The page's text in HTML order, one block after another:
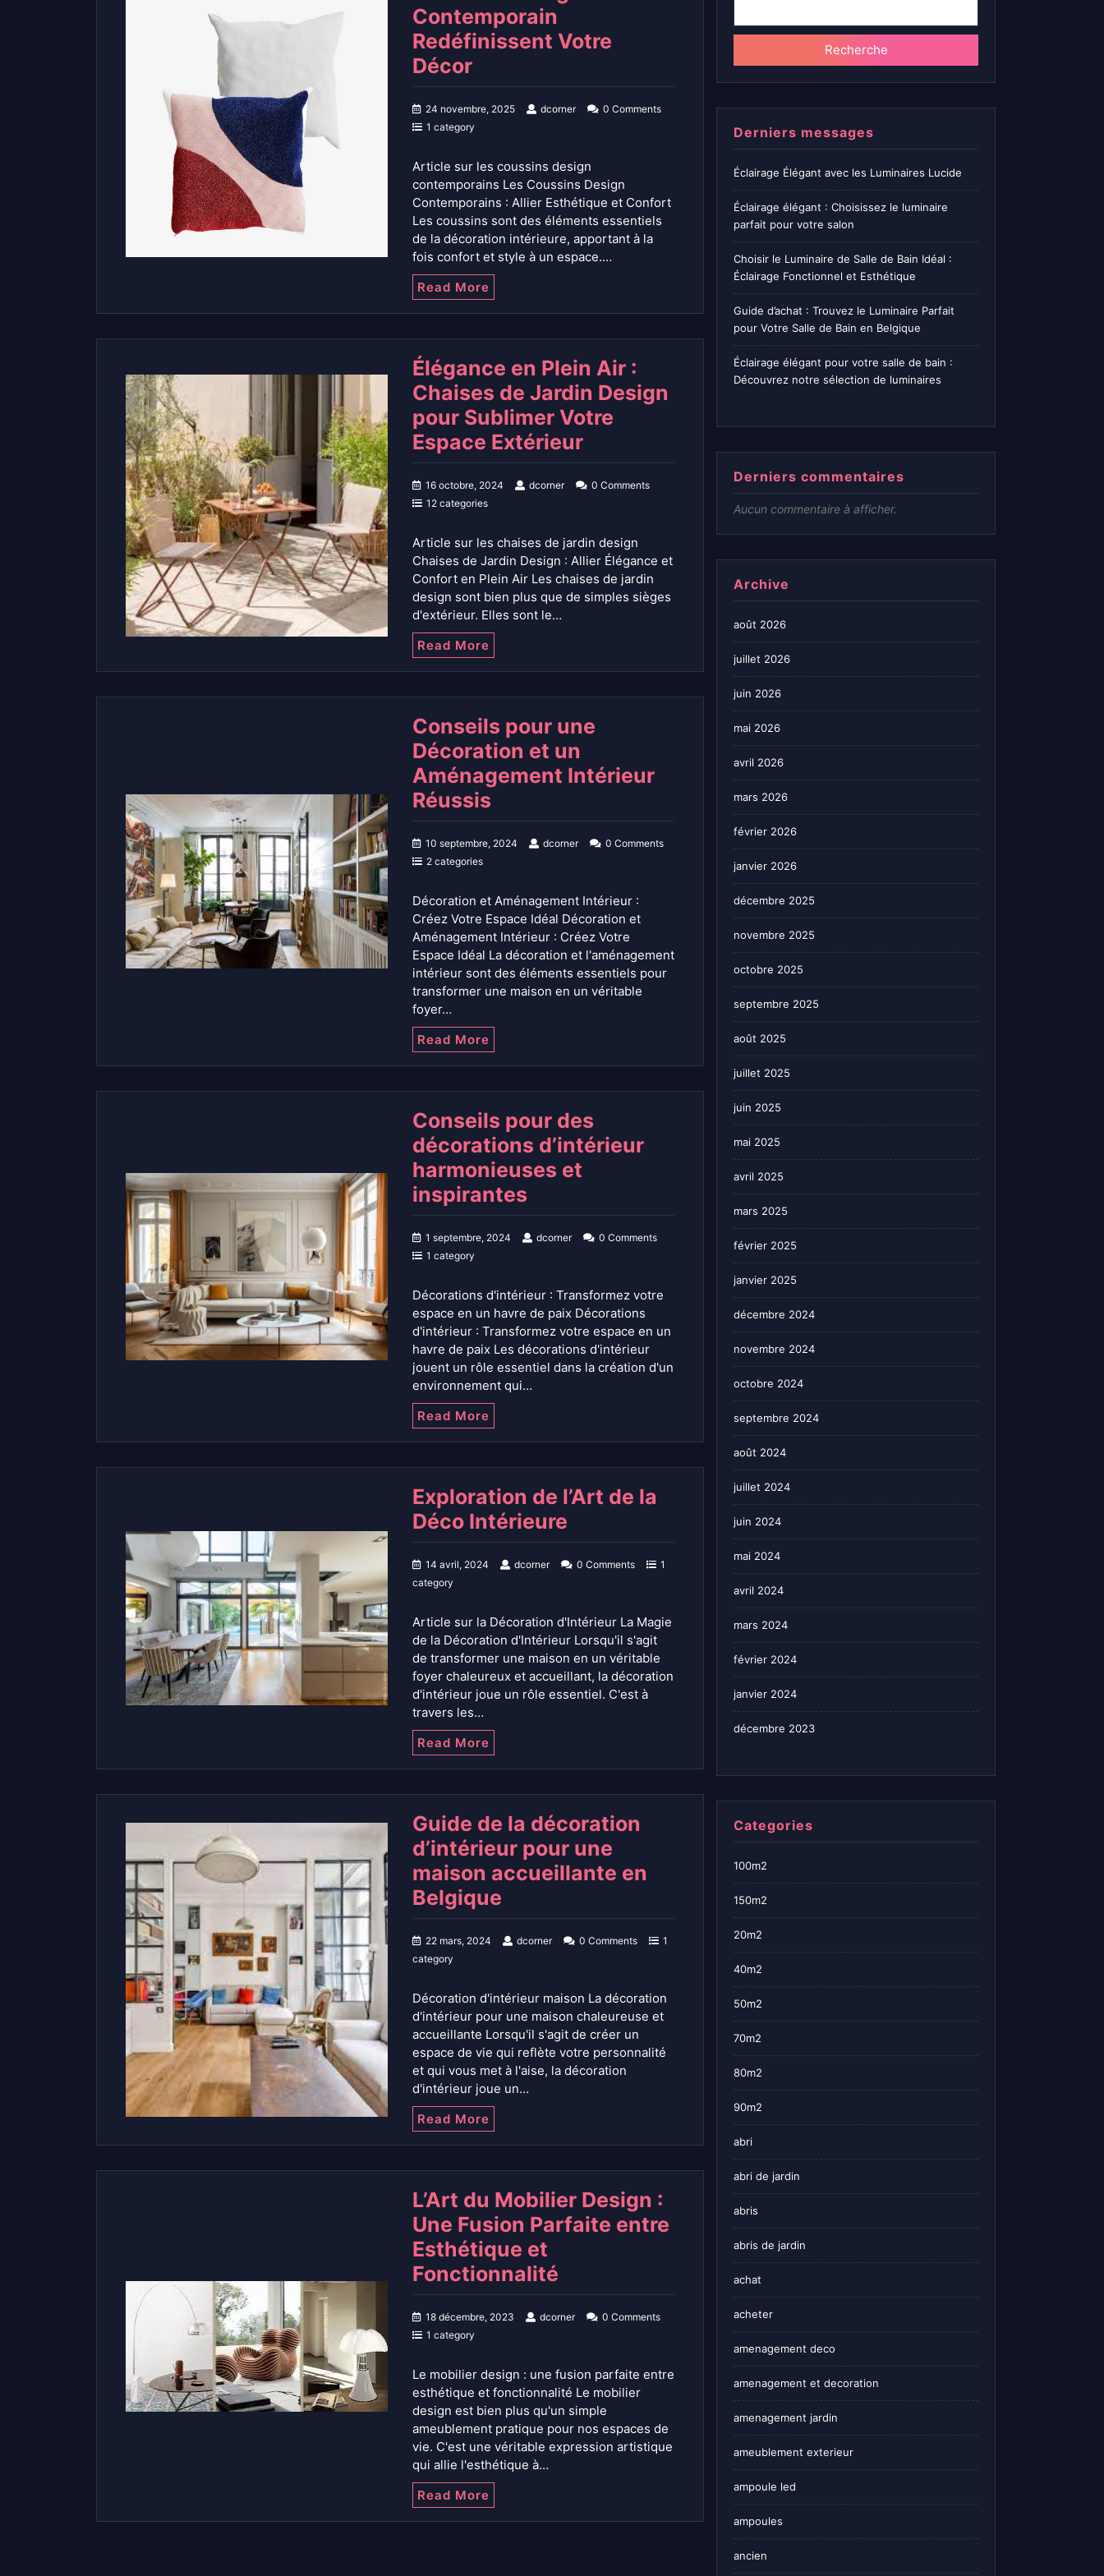
Contemporain
Redéfinissent Votre
Décor
24 novembre, 2025 dcorner
0 Comments
1 category
Article sur les coussins design
contemporains Les Coussins Design
Contemporains : Allier Esthétique et Confort
Les coussins sont des éléments essentiels
de la décoration intérieure, apportant à la
fois confort et style à un espace.…
Read More
Élégance en Plein Air :
Chaises de Jardin Design
pour Sublimer Votre
Espace Extérieur
16 octobre, 2024 dcorner
0 Comments
12 categories
Article sur les chaises de jardin design
Chaises de Jardin Design : Allier Élégance et
Confort en Plein Air Les chaises de jardin
design sont bien plus que de simples sièges
d'extérieur. Elles sont le…
Read More
Conseils pour une
Décoration et un
Aménagement Intérieur
Réussis
10 septembre, 2024 dcorner
0 Comments
2 categories
Décoration et Aménagement Intérieur :
Créez Votre Espace Idéal Décoration et
Aménagement Intérieur : Créez Votre
Espace Idéal La décoration et l'aménagement
intérieur sont des éléments essentiels pour
transformer une maison en un véritable
foyer…
Read More
Conseils pour des
décorations d’intérieur
harmonieuses et
inspirantes
1 septembre, 2024 dcorner
0 Comments
1 category
Décorations d'intérieur : Transformez votre
espace en un havre de paix Décorations
d'intérieur : Transformez votre espace en un
havre de paix Les décorations d'intérieur
jouent un rôle essentiel dans la création d'un
environnement qui…
Read More
Exploration de l’Art de la
Déco Intérieure
14 avril, 2024 dcorner 0 Comments
1
category
Article sur la Décoration d'Intérieur La Magie
de la Décoration d'Intérieur Lorsqu'il s'agit
de transformer une maison en un véritable
foyer chaleureux et accueillant, la décoration
d'intérieur joue un rôle essentiel. C'est à
travers les…
Read More
Guide de la décoration
d’intérieur pour une
maison accueillante en
Belgique
22 mars, 2024 dcorner 0 Comments
1
category
Décoration d'intérieur maison La décoration
d'intérieur pour une maison chaleureuse et
accueillante Lorsqu'il s'agit de créer un
espace de vie qui reflète votre personnalité
et qui vous met à l'aise, la décoration
d'intérieur joue un…
Read More
L’Art du Mobilier Design :
Une Fusion Parfaite entre
Esthétique et
Fonctionnalité
18 décembre, 2023 dcorner
0 Comments
1 category
Le mobilier design : une fusion parfaite entre
esthétique et fonctionnalité Le mobilier
design est bien plus qu'un simple
ameublement pratique pour nos espaces de
vie. C'est une véritable expression artistique
qui allie l'esthétique à…
Read More
Recherche
Derniers messages
Éclairage Élégant avec les Luminaires Lucide
Éclairage élégant : Choisissez le luminaire
parfait pour votre salon
Choisir le Luminaire de Salle de Bain Idéal :
Éclairage Fonctionnel et Esthétique
Guide d’achat : Trouvez le Luminaire Parfait
pour Votre Salle de Bain en Belgique
Éclairage élégant pour votre salle de bain :
Découvrez notre sélection de luminaires
Derniers commentaires
Aucun commentaire à afficher.
Archive
août 2026
juillet 2026
juin 2026
mai 2026
avril 2026
mars 2026
février 2026
janvier 2026
décembre 2025
novembre 2025
octobre 2025
septembre 2025
août 2025
juillet 2025
juin 2025
mai 2025
avril 2025
mars 2025
février 2025
janvier 2025
décembre 2024
novembre 2024
octobre 2024
septembre 2024
août 2024
juillet 2024
juin 2024
mai 2024
avril 2024
mars 2024
février 2024
janvier 2024
décembre 2023
Categories
100m2
150m2
20m2
40m2
50m2
70m2
80m2
90m2
abri
abri de jardin
abris
abris de jardin
achat
acheter
amenagement deco
amenagement et decoration
amenagement jardin
ameublement exterieur
ampoule led
ampoules
ancien